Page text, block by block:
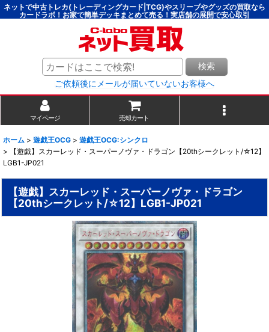
ネットで中古トレカ(トレーディングカード|TCG)やスリーブやグッズの買取なら
カードラボ！お家で簡単デッキまとめて売る！実店舗の展開で安心取引
検索
ご依頼後にメールが届いていないお客様へ
マイページ 売却カート
ホーム > 遊戯王OCG > 遊戯王OCG:シンクロ
>
【遊戯】スカーレッド・スーパーノヴァ・ドラゴン【20thシークレット/☆12】
LGB1-JP021
【遊戯】スカーレッド・スーパーノヴァ・ドラゴン
【20thシークレット/☆12】LGB1-JP021